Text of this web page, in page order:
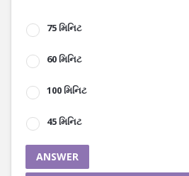
75 મિનિટ
60 મિનિટ
100 મિનિટ
45 મિનિટ
ANSWER